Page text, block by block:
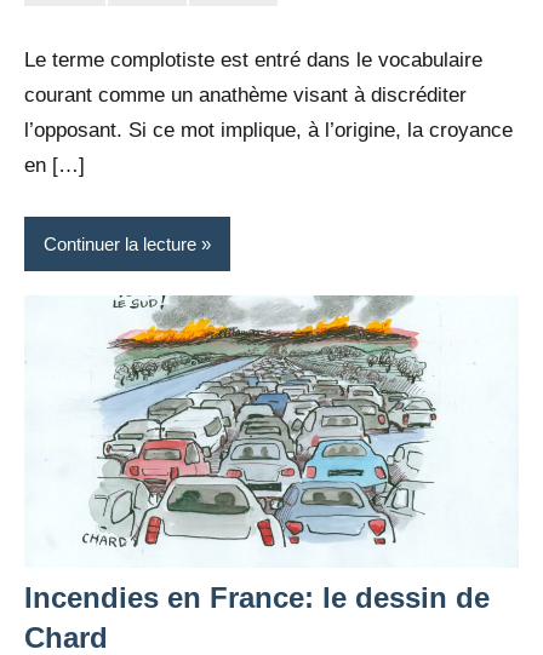
Le terme complotiste est entré dans le vocabulaire
courant comme un anathème visant à discréditer
l’opposant. Si ce mot implique, à l’origine, la croyance
en […]
Continuer la lecture
Incendies en France: le dessin de
Chard